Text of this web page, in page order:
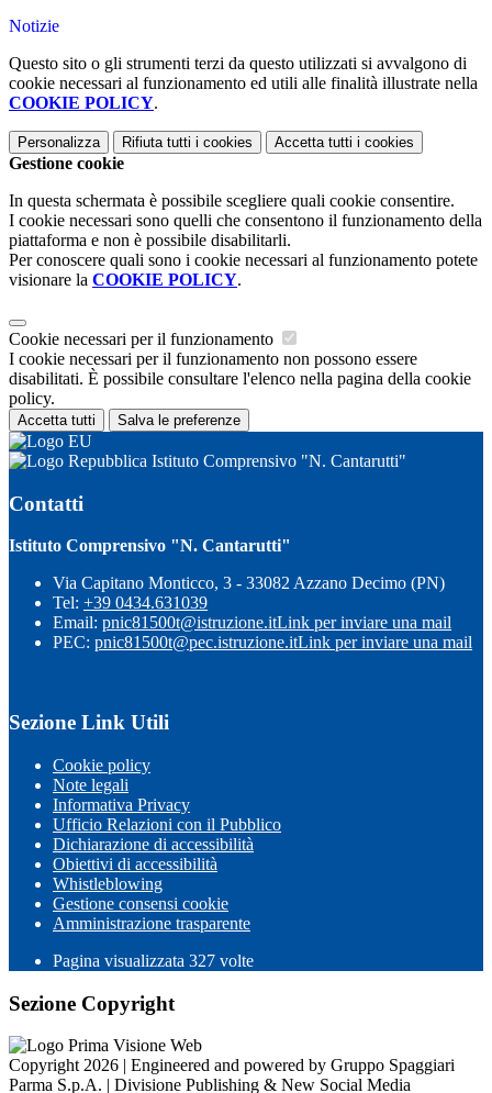
Notizie
Questo sito o gli strumenti terzi da questo utilizzati si avvalgono di
cookie necessari al funzionamento ed utili alle finalità illustrate nella
COOKIE POLICY.
Personalizza Rifiuta tutti i cookies Accetta tutti i cookies
Gestione cookie
In questa schermata è possibile scegliere quali cookie consentire.
I cookie necessari sono quelli che consentono il funzionamento della
piattaforma e non è possibile disabilitarli.
Per conoscere quali sono i cookie necessari al funzionamento potete
visionare la COOKIE POLICY.
Cookie necessari per il funzionamento
I cookie necessari per il funzionamento non possono essere
disabilitati. È possibile consultare l'elenco nella pagina della cookie
policy.
Accetta tutti Salva le preferenze
Istituto Comprensivo "N. Cantarutti"
Contatti
Istituto Comprensivo "N. Cantarutti"
Via Capitano Monticco, 3 - 33082 Azzano Decimo (PN)
Tel: +39 0434.631039
Email: pnic81500t@istruzione.itLink per inviare una mail
PEC: pnic81500t@pec.istruzione.itLink per inviare una mail
Sezione Link Utili
Cookie policy
Note legali
Informativa Privacy
Ufficio Relazioni con il Pubblico
Dichiarazione di accessibilità
Obiettivi di accessibilità
Whistleblowing
Gestione consensi cookie
Amministrazione trasparente
Pagina visualizzata 327 volte
Sezione Copyright
Copyright 2026 | Engineered and powered by Gruppo Spaggiari
Parma S.p.A. | Divisione Publishing & New Social Media